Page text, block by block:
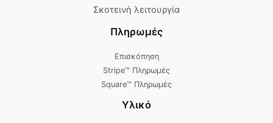
Σκοτεινή λειτουργία
Πληρωμές
Επισκόπηση
Stripe™ Πληρωμές
Square™ Πληρωμές
Υλικό